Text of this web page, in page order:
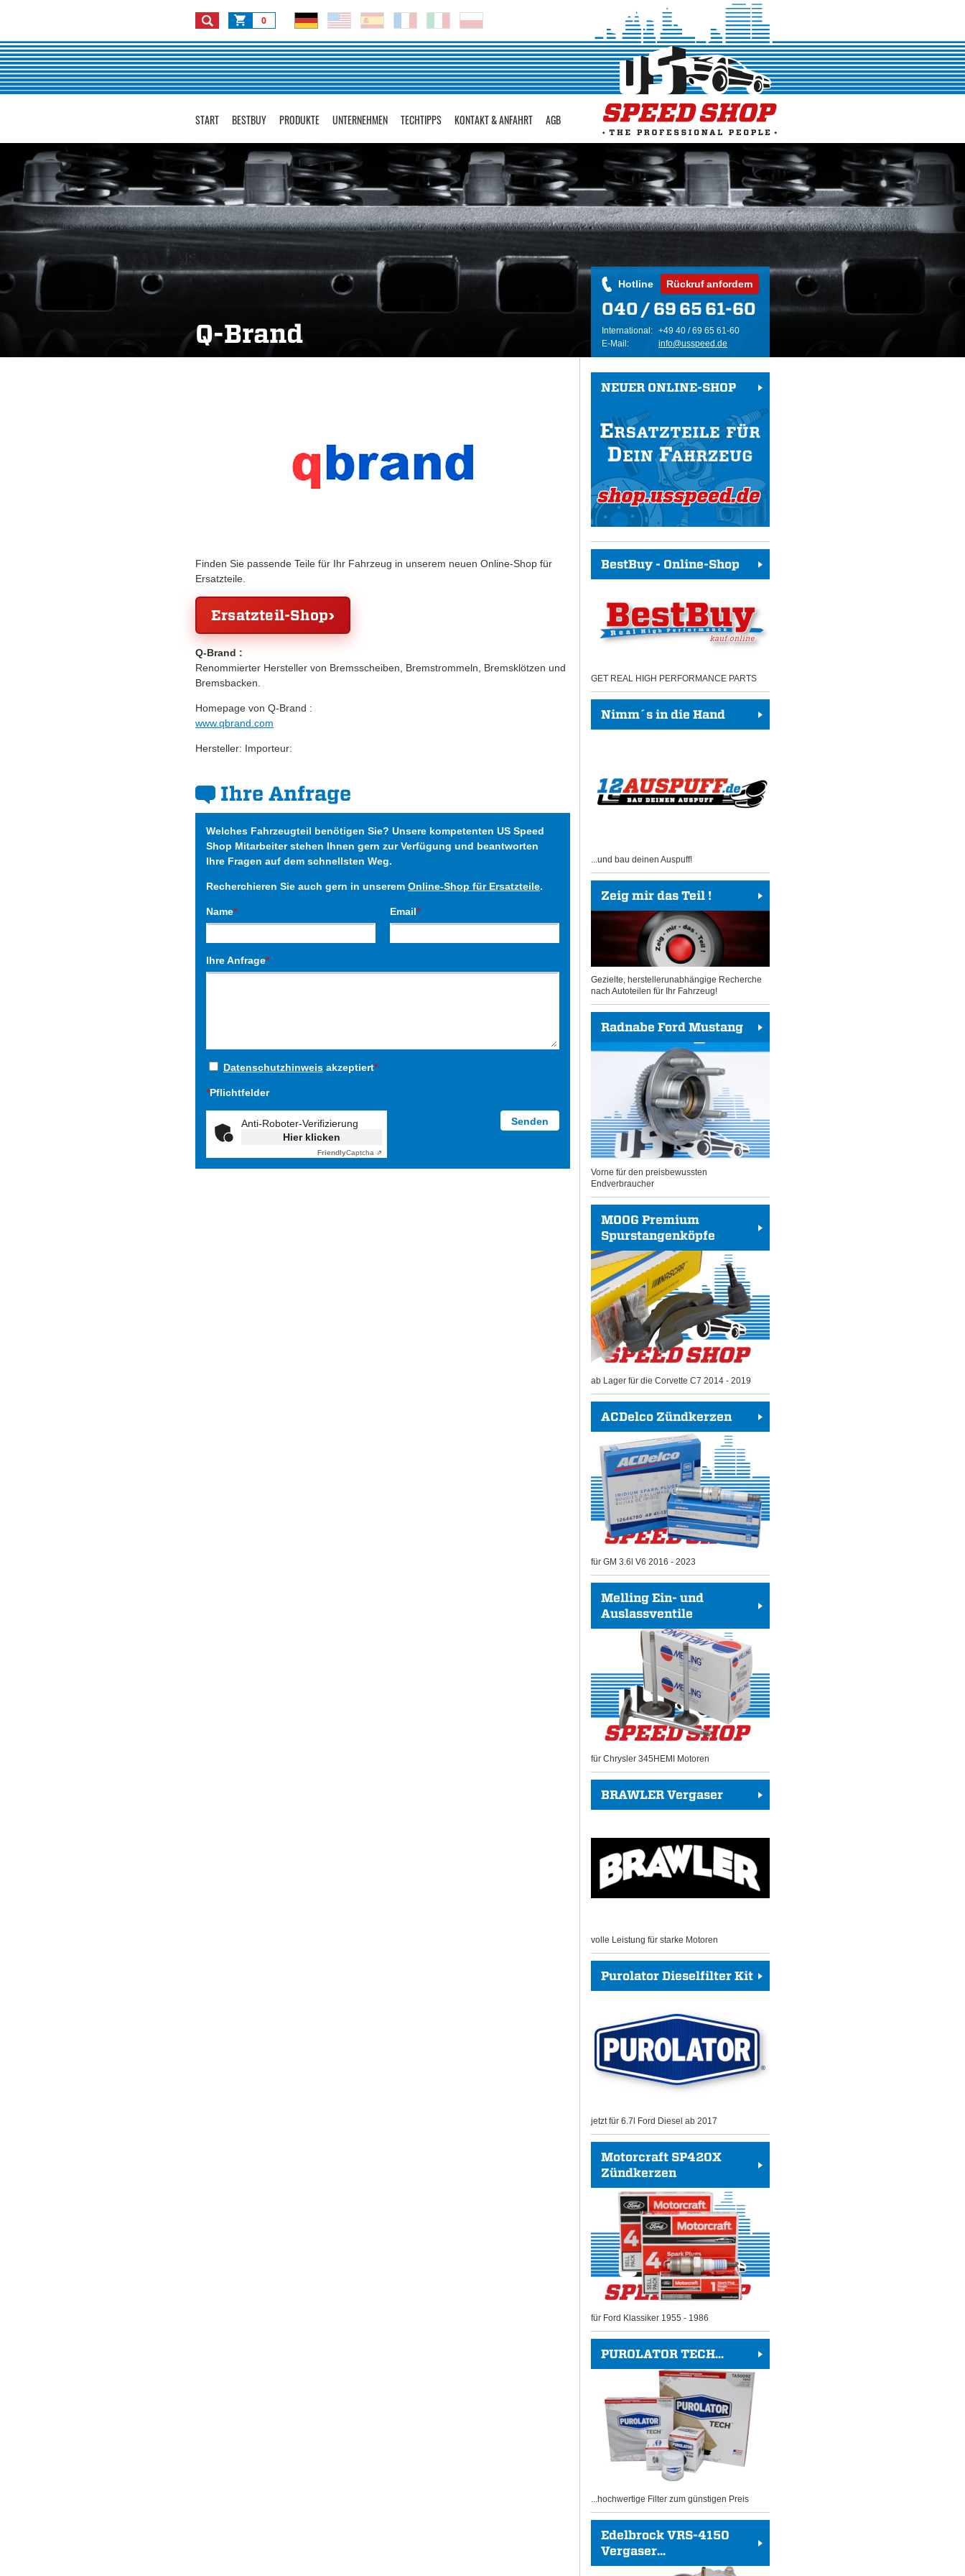
0
START BESTBUY PRODUKTE UNTERNEHMEN TECHTIPPS KONTAKT & ANFAHRT AGB
Q-Brand
Hotline Rückruf anfordern
040 / 69 65 61-60
International: +49 40 / 69 65 61-60
E-Mail:
info@usspeed.de
Finden Sie passende Teile für Ihr Fahrzeug in unserem neuen Online-Shop für
Ersatzteile.
Ersatzteil-Shop
Q-Brand :
Renommierter Hersteller von Bremsscheiben, Bremstrommeln, Bremsklötzen und
Bremsbacken.
Homepage von Q-Brand :
www.qbrand.com
Hersteller: Importeur:
Ihre Anfrage
Welches Fahrzeugteil benötigen Sie? Unsere kompetenten US Speed
Shop Mitarbeiter stehen Ihnen gern zur Verfügung und beantworten
Ihre Fragen auf dem schnellsten Weg.
Recherchieren Sie auch gern in unserem Online-Shop für Ersatzteile.
Name* Email*
Ihre Anfrage*
Datenschutzhinweis akzeptiert*
*Pflichtfelder
Anti-Roboter-Verifizierung
Hier klicken
FriendlyCaptcha ⇗
NEUER ONLINE-SHOP
BestBuy - Online-Shop
GET REAL HIGH PERFORMANCE PARTS
Nimm´s in die Hand
...und bau deinen Auspuff!
Zeig mir das Teil !
Gezielte, herstellerunabhängige Recherche
nach Autoteilen für Ihr Fahrzeug!
Radnabe Ford Mustang
Vorne für den preisbewussten
Endverbraucher
MOOG Premium
Spurstangenköpfe
ab Lager für die Corvette C7 2014 - 2019
ACDelco Zündkerzen
für GM 3.6l V6 2016 - 2023
Melling Ein- und
Auslassventile
für Chrysler 345HEMI Motoren
BRAWLER Vergaser
volle Leistung für starke Motoren
Purolator Dieselfilter Kit
jetzt für 6.7l Ford Diesel ab 2017
Motorcraft SP420X
Zündkerzen
für Ford Klassiker 1955 - 1986
PUROLATOR TECH...
...hochwertige Filter zum günstigen Preis
Edelbrock VRS-4150
Vergaser...